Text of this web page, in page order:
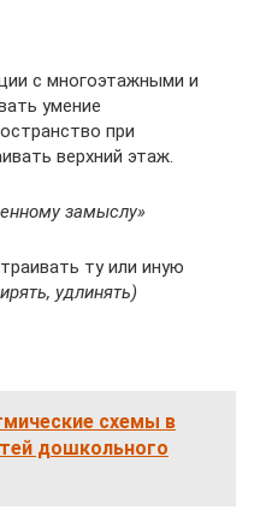
с многоэтажными и
умение
при
верхний этаж.
замыслу»
ту или иную
удлинять)
схемы в
дошкольного